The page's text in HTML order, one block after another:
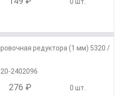
редуктора (1 мм) 5320 /
2402096
276 ₽ 0 шт.